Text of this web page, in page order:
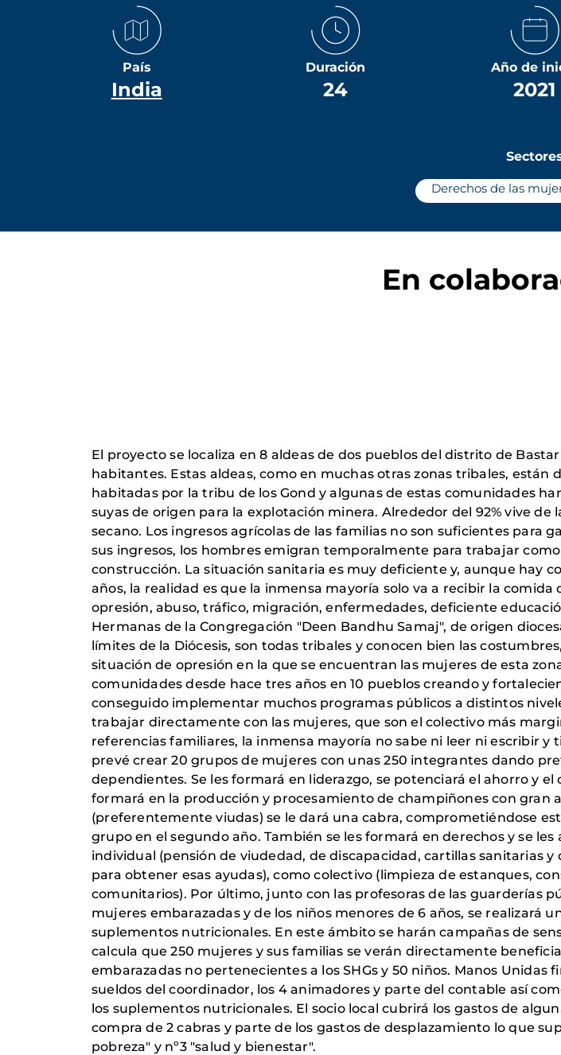
País
India
Duración
24
Año de
2021
Derechos de las
En
El proyecto se localiza en 8 aldeas de dos pueblos del distrito de
habitantes. Estas aldeas, como en muchas otras zonas tribales, están
habitadas por la tribu de los Gond y algunas de estas comunidades
suyas de origen para la explotación minera. Alrededor del 92% vive
secano. Los ingresos agrícolas de las familias no son suficientes
sus ingresos, los hombres emigran temporalmente para trabajar
construcción. La situación sanitaria es muy deficiente y, aunque hay
años, la realidad es que la inmensa mayoría solo va a recibir la
opresión, abuso, tráfico, migración, enfermedades, deficiente
Hermanas de la Congregación "Deen Bandhu Samaj", de origen
límites de la Diócesis, son todas tribales y conocen bien las
situación de opresión en la que se encuentran las mujeres de esta
comunidades desde hace tres años en 10 pueblos creando y
conseguido implementar muchos programas públicos a distintos
trabajar directamente con las mujeres, que son el colectivo más
referencias familiares, la inmensa mayoría no sabe ni leer ni escribir
prevé crear 20 grupos de mujeres con unas 250 integrantes dando
dependientes. Se les formará en liderazgo, se potenciará el ahorro y
formará en la producción y procesamiento de champiñones con gran
(preferentemente viudas) se le dará una cabra, comprometiéndose
grupo en el segundo año. También se les formará en derechos y se
individual (pensión de viudedad, de discapacidad, cartillas sanitarias
para obtener esas ayudas), como colectivo (limpieza de estanques,
comunitarios). Por último, junto con las profesoras de las guarderías
mujeres embarazadas y de los niños menores de 6 años, se realizará
suplementos nutricionales. En este ámbito se harán campañas de
calcula que 250 mujeres y sus familias se verán directamente
embarazadas no pertenecientes a los SHGs y 50 niños. Manos Unidas
sueldos del coordinador, los 4 animadores y parte del contable así
los suplementos nutricionales. El socio local cubrirá los gastos de
compra de 2 cabras y parte de los gastos de desplazamiento lo que
pobreza" y nº3 "salud y bienestar".